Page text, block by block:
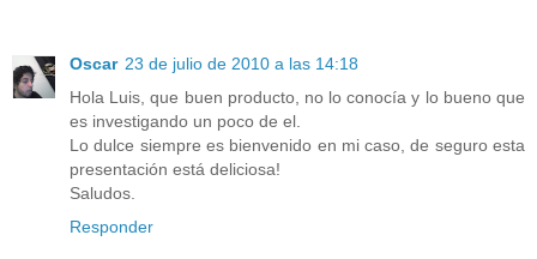
Oscar 23 de julio de 2010 a las 14:18
Hola Luis, que buen producto, no lo conocía y lo bueno que
es investigando un poco de el.
Lo dulce siempre es bienvenido en mi caso, de seguro esta
presentación está deliciosa!
Saludos.
Responder